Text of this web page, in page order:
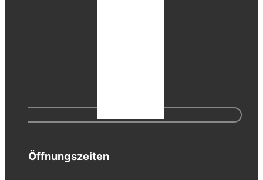
Öffnungszeiten